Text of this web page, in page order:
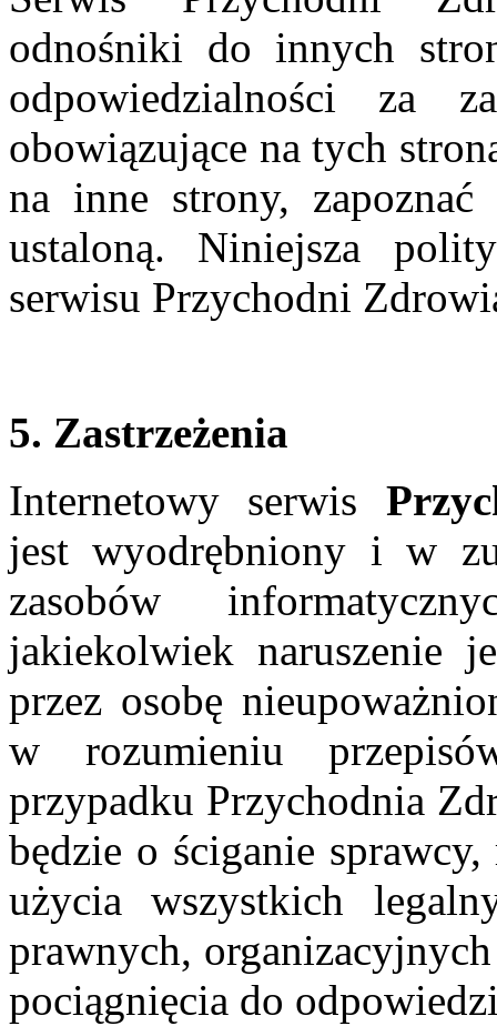
odnośniki do innych
odpowiedzialności za
obowiązujące na tych
na inne strony,
ustaloną. Niniejsza
serwisu Przychodni
5. Zastrzeżenia
Internetowy serwis
jest wyodrębniony i w
zasobów
jakiekolwiek naruszenie
przez osobę
w rozumieniu
przypadku Przychodnia
będzie o ściganie
użycia wszystkich
prawnych,
pociągnięcia do